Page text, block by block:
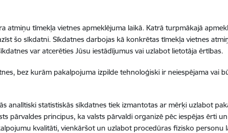
atmiņu tīmekļa vietnes apmeklējuma laikā. Katrā turpmākajā
šo sīkdatni. Sīkdatnes darbojas kā konkrētas tīmekļa vietnes
var atcerēties Jūsu iestādījumus vai uzlabot lietotāja ērtības.
bez kurām pakalpojuma izpilde tehnoloģiski ir neiespējama vai
analītiski statistiskās sīkdatnes tiek izmantotas ar mērķi uzlabot
pārvaldes principus, ka valsts pārvaldi organizē pēc iespējas ērti
kvalitāti, vienkāršot un uzlabot procedūras fizisko personu